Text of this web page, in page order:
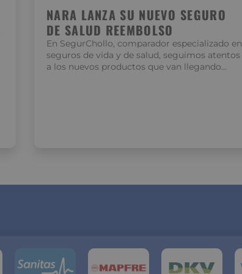
NARA LANZA SU NUEVO SEGURO
DE SALUD REEMBOLSO
En SegurChollo, comparador especializado en
seguros de vida y de salud, seguimos atentos
a los nuevos productos que van llegando…